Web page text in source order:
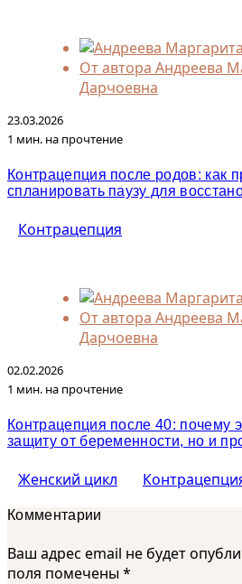
От автора Андреева
Дарчоевна
23.03.2026
1 мин. на прочтение
Контрацепция после родов: как
спланировать паузу для
Контрацепция
От автора Андреева
Дарчоевна
02.02.2026
1 мин. на прочтение
Контрацепция после 40: почему
защиту от беременности, но и
Женский цикл
Комментарии
Ваш адрес email не будет
поля помечены*